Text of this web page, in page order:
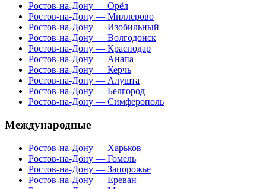
Ростов-на-Дону — Орёл
Ростов-на-Дону — Миллерово
Ростов-на-Дону — Изобильный
Ростов-на-Дону — Волгодонск
Ростов-на-Дону — Краснодар
Ростов-на-Дону — Анапа
Ростов-на-Дону — Керчь
Ростов-на-Дону — Алушта
Ростов-на-Дону — Белгород
Ростов-на-Дону — Симферополь
Международные
Ростов-на-Дону — Харьков
Ростов-на-Дону — Гомель
Ростов-на-Дону — Запорожье
Ростов-на-Дону — Ереван